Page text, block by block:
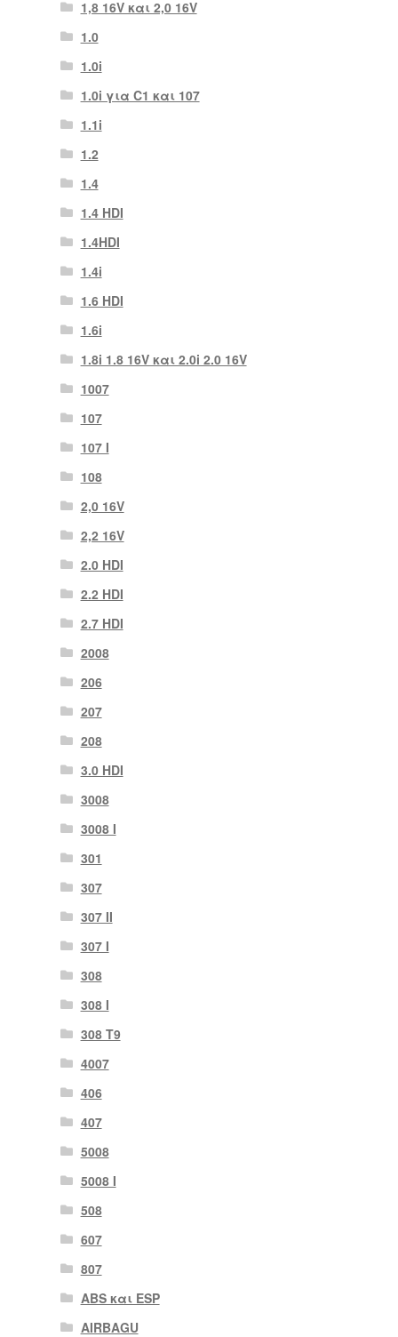
1,8 16V και 2,0 16V
1.0
1.0i
1.0i για C1 και 107
1.1i
1.2
1.4
1.4 HDI
1.4HDI
1.4i
1.6 HDI
1.6i
1.8i 1.8 16V και 2.0i 2.0 16V
1007
107
107 Ι
108
2,0 16V
2,2 16V
2.0 HDI
2.2 HDI
2.7 HDI
2008
206
207
208
3.0 HDI
3008
3008 Ι
301
307
307 II
307 Ι
308
308 Ι
308 Τ9
4007
406
407
5008
5008 Ι
508
607
807
ABS και ESP
AIRBAGU